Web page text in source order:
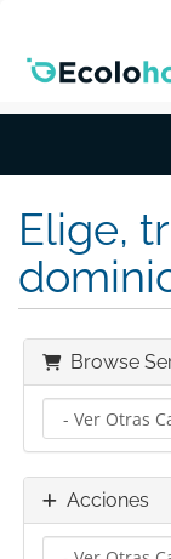
Elige,
Browse
Acciones